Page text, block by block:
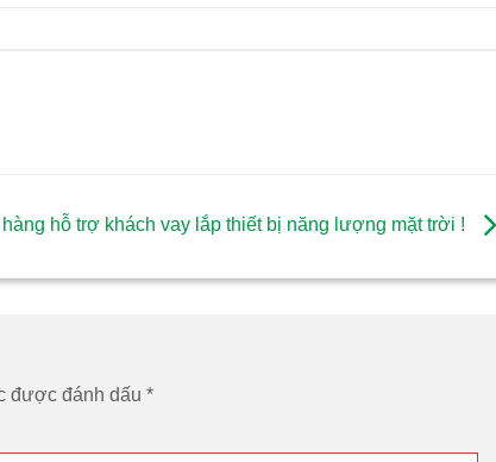
hàng hỗ trợ khách vay lắp thiết bị năng lượng mặt trời !
được đánh dấu *